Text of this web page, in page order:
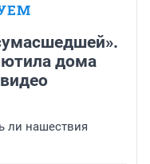
дома
ли нашествия